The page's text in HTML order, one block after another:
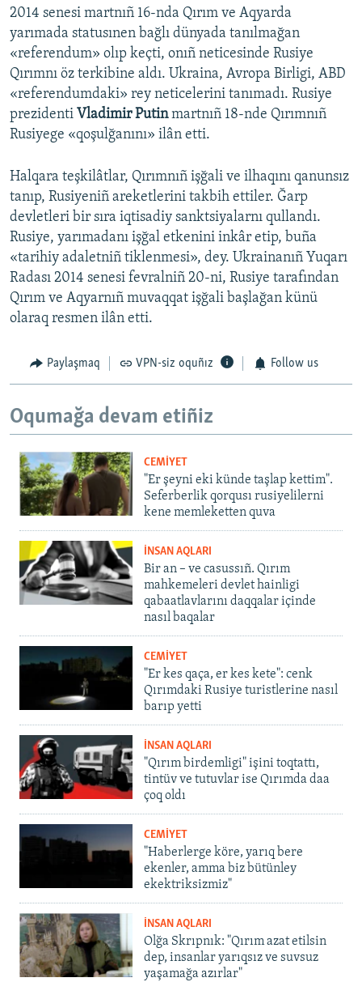
2014 senesi martnıñ 16-nda Qırım ve Aqyarda
yarımada statusınen bağlı dünyada tanılmağan
«referendum» olıp keçti, onıñ neticesinde Rusiye
Qırımnı öz terkibine aldı. Ukraina, Avropa Birligi, ABD
«referendumdaki» rey neticelerini tanımadı. Rusiye
prezidenti Vladimir Putinmartnıñ 18-nde Qırımnıñ
Rusiyege «qoşulğanını» ilân etti.
Halqara teşkilâtlar, Qırımnıñ işğali ve ilhaqını qanunsız
tanıp, Rusiyeniñ areketlerini takbih ettiler. Ğarp
devletleri bir sıra iqtisadiy sanktsiyalarnı qullandı.
Rusiye, yarımadanı işğal etkenini inkâr etip, buña
«tarihiy adaletniñ tiklenmesi», dey. Ukrainanıñ Yuqarı
Radası 2014 senesi fevralniñ 20-ni, Rusiye tarafından
Qırım ve Aqyarnıñ muvaqqat işğali başlağan künü
olaraq resmen ilân etti.
Paylaşmaq VPN-siz oquñız Follow us
Oqumağa devam etiñiz
CEMİYET
"Er şeyni eki künde taşlap kettim".
Seferberlik qorqusı rusiyelilerni
kene memleketten quva
İNSAN AQLARI
Bir an – ve casussıñ. Qırım
mahkemeleri devlet hainligi
qabaatlavlarını daqqalar içinde
nasıl baqalar
CEMİYET
"Er kes qaça, er kes kete": cenk
Qırımdaki Rusiye turistlerine nasıl
barıp yetti
İNSAN AQLARI
"Qırım birdemligi" işini toqtattı,
tintüv ve tutuvlar ise Qırımda daa
çoq oldı
CEMİYET
"Haberlerge köre, yarıq bere
ekenler, amma biz bütünley
ekektriksizmiz"
İNSAN AQLARI
Olğa Skrıpnık: "Qırım azat etilsin
dep, insanlar yarıqsız ve suvsuz
yaşamağa azırlar"